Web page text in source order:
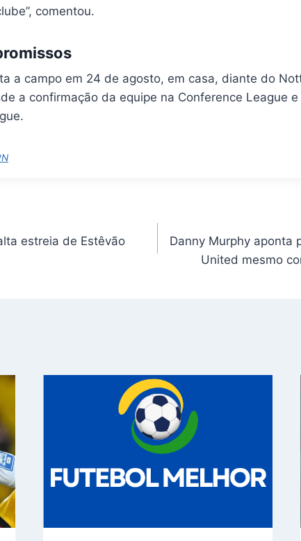
comentou.
a campo em 24 de agosto, em casa, diante do
a confirmação da equipe na Conference League
estreia de Estêvão
Danny Murphy aponta
United mesmo